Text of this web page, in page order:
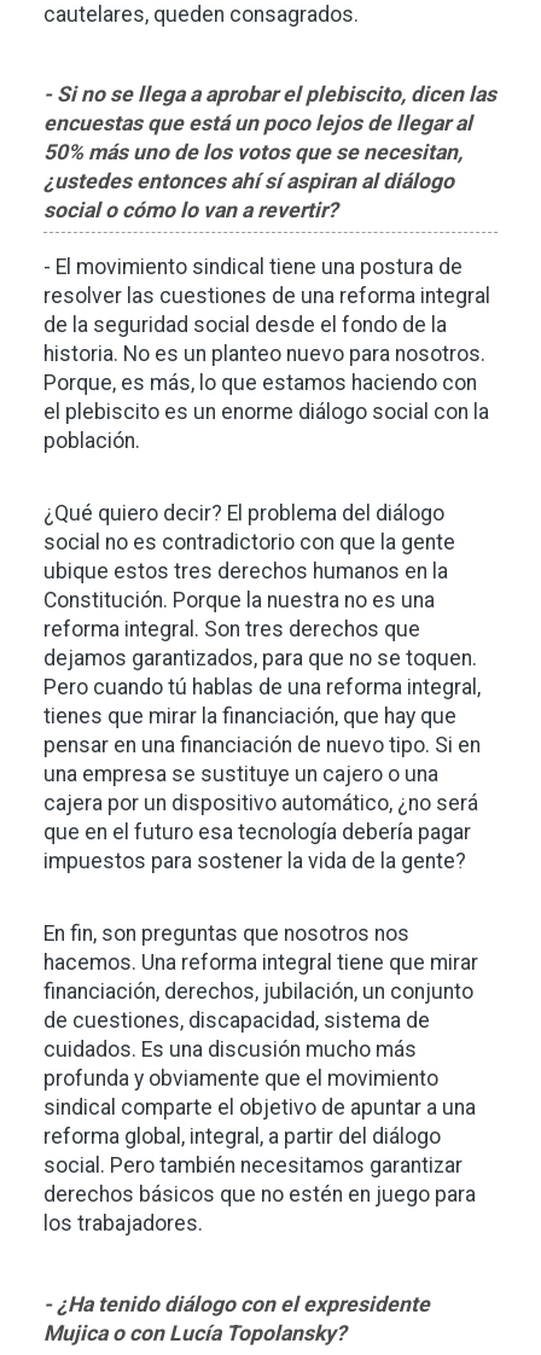
cautelares, queden consagrados.
- Si no se llega a aprobar el plebiscito, dicen las
encuestas que está un poco lejos de llegar al
50% más uno de los votos que se necesitan,
¿ustedes entonces ahí sí aspiran al diálogo
social o cómo lo van a revertir?
- El movimiento sindical tiene una postura de
resolver las cuestiones de una reforma integral
de la seguridad social desde el fondo de la
historia. No es un planteo nuevo para nosotros.
Porque, es más, lo que estamos haciendo con
el plebiscito es un enorme diálogo social con la
población.
¿Qué quiero decir? El problema del diálogo
social no es contradictorio con que la gente
ubique estos tres derechos humanos en la
Constitución. Porque la nuestra no es una
reforma integral. Son tres derechos que
dejamos garantizados, para que no se toquen.
Pero cuando tú hablas de una reforma integral,
tienes que mirar la financiación, que hay que
pensar en una financiación de nuevo tipo. Si en
una empresa se sustituye un cajero o una
cajera por un dispositivo automático, ¿no será
que en el futuro esa tecnología debería pagar
impuestos para sostener la vida de la gente?
En fin, son preguntas que nosotros nos
hacemos. Una reforma integral tiene que mirar
financiación, derechos, jubilación, un conjunto
de cuestiones, discapacidad, sistema de
cuidados. Es una discusión mucho más
profunda y obviamente que el movimiento
sindical comparte el objetivo de apuntar a una
reforma global, integral, a partir del diálogo
social. Pero también necesitamos garantizar
derechos básicos que no estén en juego para
los trabajadores.
- ¿Ha tenido diálogo con el expresidente
Mujica o con Lucía Topolansky?